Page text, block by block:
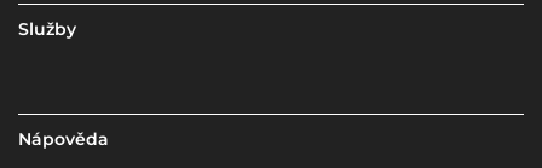
Služby
Nápověda